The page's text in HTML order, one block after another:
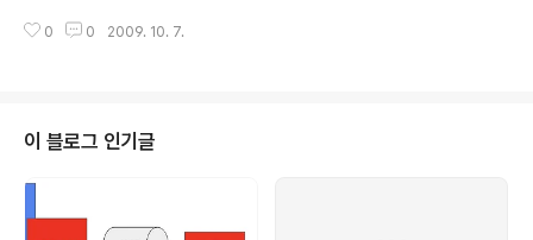
는 분 있으시면 알려주세요. 저는 프로젝트 들어가야지나
0 0 2009. 10. 7.
이 블로그 인기글